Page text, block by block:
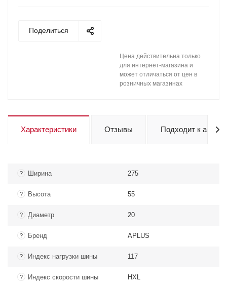
Поделиться
Цена действительна только
для интернет-магазина и
может отличаться от цен в
розничных магазинах
Характеристики Отзывы Подходит к авто
? Ширина 275
? Высота 55
? Диаметр 20
? Бренд APLUS
? Индекс нагрузки шины 117
? Индекс скорости шины HXL